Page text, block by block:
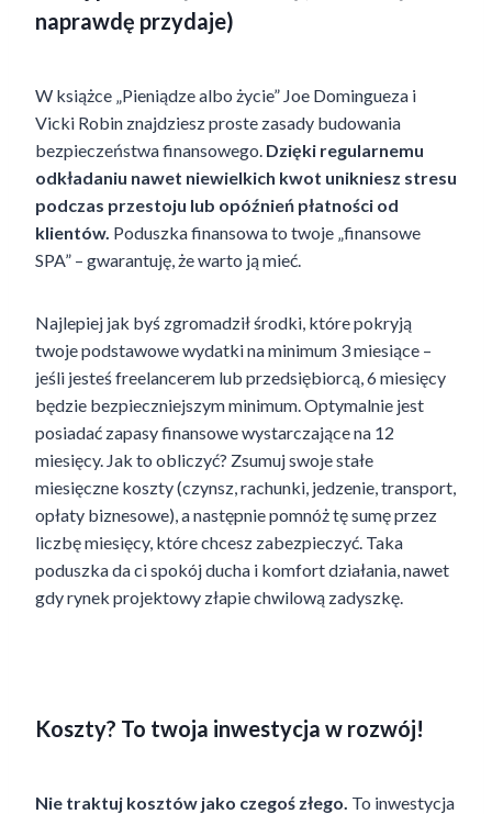
naprawdę przydaje)
W książce „Pieniądze albo życie” Joe Domingueza i
Vicki Robin znajdziesz proste zasady budowania
bezpieczeństwa finansowego. Dzięki regularnemu
odkładaniu nawet niewielkich kwot unikniesz stresu
podczas przestoju lub opóźnień płatności od
klientów. Poduszka finansowa to twoje „finansowe
SPA” – gwarantuję, że warto ją mieć.
Najlepiej jak byś zgromadził środki, które pokryją
twoje podstawowe wydatki na minimum 3 miesiące –
jeśli jesteś freelancerem lub przedsiębiorcą, 6 miesięcy
będzie bezpieczniejszym minimum. Optymalnie jest
posiadać zapasy finansowe wystarczające na 12
miesięcy. Jak to obliczyć? Zsumuj swoje stałe
miesięczne koszty (czynsz, rachunki, jedzenie, transport,
opłaty biznesowe), a następnie pomnóż tę sumę przez
liczbę miesięcy, które chcesz zabezpieczyć. Taka
poduszka da ci spokój ducha i komfort działania, nawet
gdy rynek projektowy złapie chwilową zadyszkę.
Koszty? To twoja inwestycja w rozwój!
Nie traktuj kosztów jako czegoś złego. To inwestycja